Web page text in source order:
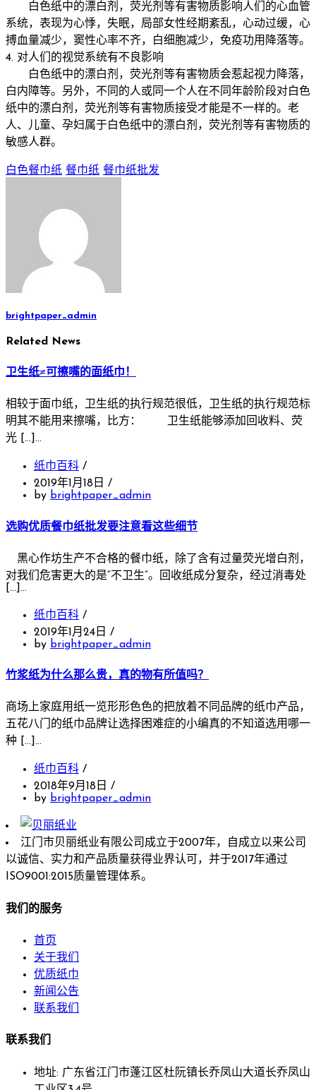
白色纸中的漂白剂，荧光剂等有害物质影响人们的心血管
系统，表现为心悸，失眠，局部女性经期紊乱，心动过缓，心
搏血量减少，窦性心率不齐，白细胞减少，免疫功用降落等。
4. 对人们的视觉系统有不良影响
白色纸中的漂白剂，荧光剂等有害物质会惹起视力降落，
白内障等。另外，不同的人或同一个人在不同年龄阶段对白色
纸中的漂白剂，荧光剂等有害物质接受才能是不一样的。老
人、儿童、孕妇属于白色纸中的漂白剂，荧光剂等有害物质的
敏感人群。
白色餐巾纸 餐巾纸 餐巾纸批发
brightpaper_admin
Related News
卫生纸≠可擦嘴的面纸巾！
相较于面巾纸，卫生纸的执行规范很低，卫生纸的执行规范标
明其不能用来擦嘴，比方： 卫生纸能够添加回收料、荧
光 […]…
纸巾百科 /
2019年1月18日 /
by brightpaper_admin
选购优质餐巾纸批发要注意看这些细节
黑心作坊生产不合格的餐巾纸，除了含有过量荧光增白剂，
对我们危害更大的是“不卫生”。回收纸成分复杂，经过消毒处
[…]…
纸巾百科 /
2019年1月24日 /
by brightpaper_admin
竹浆纸为什么那么贵，真的物有所值吗？
商场上家庭用纸一览形形色色的把放着不同品牌的纸巾产品，
五花八门的纸巾品牌让选择困难症的小编真的不知道选用哪一
种 […]…
纸巾百科 /
2018年9月18日 /
by brightpaper_admin
江门市贝丽纸业有限公司成立于2007年，自成立以来公司
以诚信、实力和产品质量获得业界认可，并于2017年通过
ISO9001:2015质量管理体系。
我们的服务
首页
关于我们
优质纸巾
新闻公告
联系我们
联系我们
地址: 广东省江门市蓬江区杜阮镇长乔凤山大道长乔凤山